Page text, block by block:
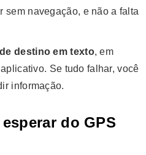
sem navegação, e não a falta
destino em texto, em
Se tudo falhar, você
informação.
do GPS